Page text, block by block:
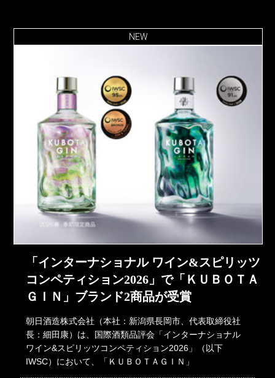
NEW
「インターナショナル ワイン&スピリッツ
コンペティション2026」で「ＫＵＢＯＴＡ
ＧＩＮ」ブランド2商品が受賞
朝日酒造株式会社（本社：新潟県長岡市、代表取締役社
長：細田康）は、国際酒類品評会「インターナショナル
ワイン&スピリッツコンペティション2026」（以下
IWSC）において、「ＫＵＢＯＴＡＧＩＮ」